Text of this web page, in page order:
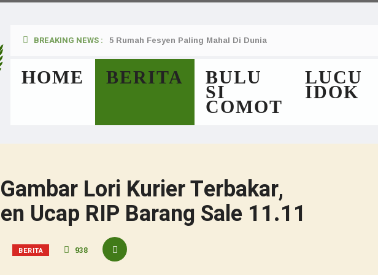
BREAKING NEWS : 5 Rumah Fesyen Paling Mahal Di Dunia
HOME BERITA BULU
SI
COMOT
LUCU
IDOK
Lori Kurier Terbakar,
Ucap RIP Barang Sale 11.11
BERITA 938